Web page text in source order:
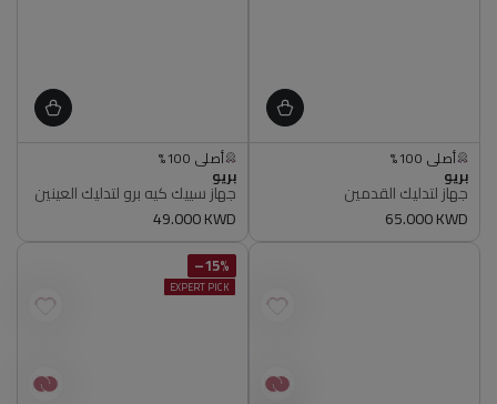
أصلي 100%
الكمية محدودة
أصلي 100%البائع
بريو
جهاز لتدليك القدمين
سعر
65.000 KWD
أصلي 100%
الكمية محدودة
أصلي 100%البائع
بريو
جهاز سييك كيه برو لتدليك العينين
سعر
49.000 KWD
15%–
EXPERT PICK